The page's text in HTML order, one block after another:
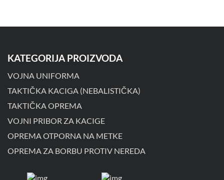
KATEGORIJA PROIZVODA
VOJNA UNIFORMA
TAKTIČKA KACIGA (NEBALISTIČKA)
TAKTIČKA OPREMA
VOJNI PRIBOR ZA KACIGE
OPREMA OTPORNA NA METKE
OPREMA ZA BORBU PROTIV NEREDA